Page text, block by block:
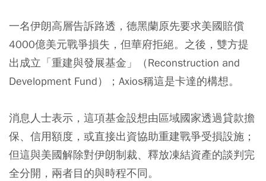
一名伊朗高層告訴路透，德黑蘭原先要求美國賠償
4000億美元戰爭損失，但華府拒絕。之後，雙方提
出成立「重建與發展基金」（Reconstruction and
Development Fund）；Axios稱這是卡達的構想。
消息人士表示，這項基金設想由區域國家透過貸款擔
保、信用額度，或直接出資協助重建戰爭受損設施；
但這與美國解除對伊朗制裁、釋放凍結資產的談判完
全分開，兩者目的與時程不同。